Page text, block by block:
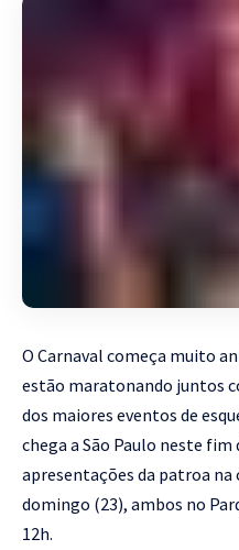
O Carnaval começa muito
estão maratonando juntos
dos maiores eventos de
chega a São Paulo neste fim
apresentações da patroa na
domingo (23), ambos no
12h.